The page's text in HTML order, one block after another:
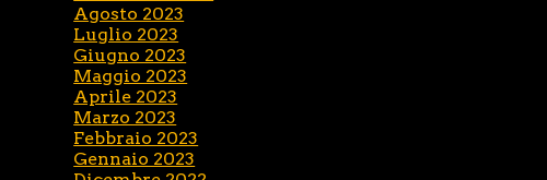
Agosto 2023
Luglio 2023
Giugno 2023
Maggio 2023
Aprile 2023
Marzo 2023
Febbraio 2023
Gennaio 2023